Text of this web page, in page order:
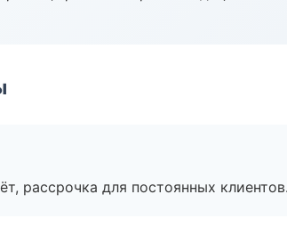
рассрочка для постоянных клиентов.